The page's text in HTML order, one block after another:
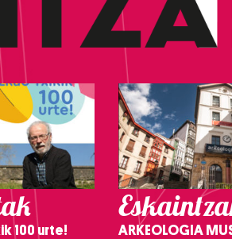
100 urte! ARKEOLOGIA